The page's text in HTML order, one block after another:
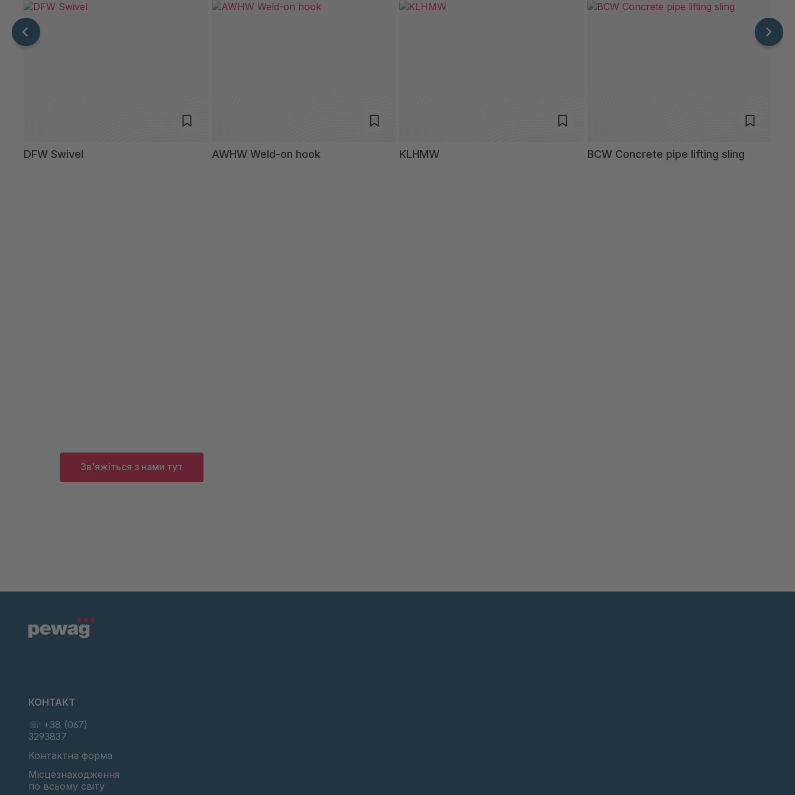
DFW Swivel AWHW Weld-on hook KLHMW BCW Concrete pipe lifting sling
Зв'яжіться з нами тут
КОНТАКТ
☏ +38 (067)
3293837
Контактна форма
Місцезнаходження
по всьому світу